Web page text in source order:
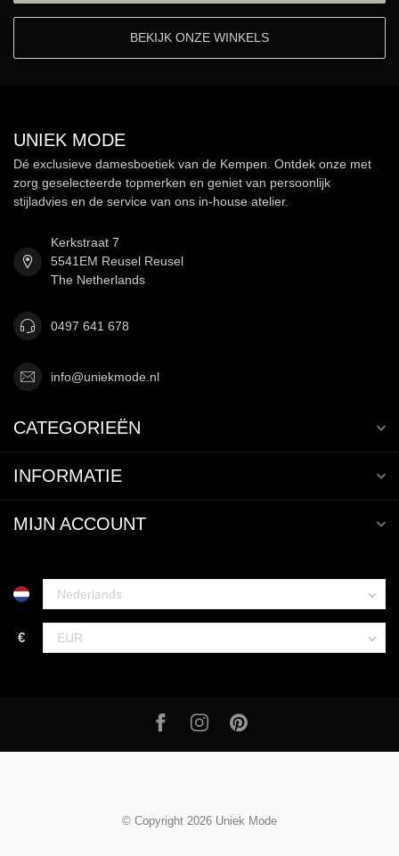
BEKIJK ONZE WINKELS
UNIEK MODE
Dé exclusieve damesboetiek van de Kempen. Ontdek onze met
zorg geselecteerde topmerken en geniet van persoonlijk
stijladvies en de service van ons in-house atelier.
Kerkstraat 7
5541EM Reusel Reusel
The Netherlands
0497 641 678
info@uniekmode.nl
CATEGORIEËN
INFORMATIE
MIJN ACCOUNT
€
© Copyright 2026 Uniek Mode